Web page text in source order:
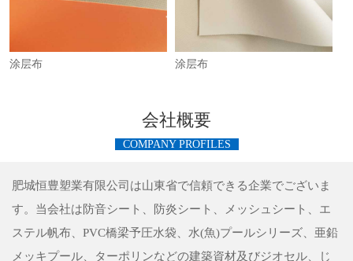
涂层布 涂层布
会社概要
COMPANY PROFILES
肥城恒豊塑業有限公司は山東省で信頼できる企業でございま
す。当会社は防音シート、防炎シート、メッシュシート、エ
ステル帆布、PVC橋梁予圧水袋、水(魚)プールシリーズ、亜鉛
メッキプール、ターポリンなどの建築資材及びジオセル、じ